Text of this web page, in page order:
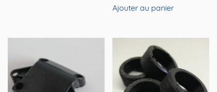
Ajouter au panier